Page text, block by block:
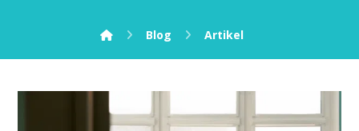
Blog Artikel